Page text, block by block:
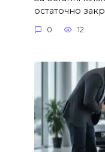
остаточно
0 12